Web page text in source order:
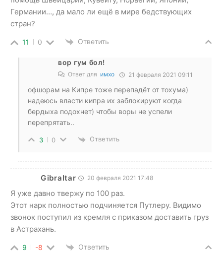
Германии…, да мало ли ещё в мире бедствующих
стран?
11 0 Ответить
вор гум бол!
Ответ для имхо 21 февраля 2021 09:11
офшорам на Кипре тоже перепадёт от тохума)
надеюсь власти кипра их заблокируют когда
бердыха подохнет) чтобы воры не успели
перепрятать..
3 0 Ответить
Gibraltar 20 февраля 2021 17:48
Я уже давно твержу по 100 раз.
Этот нарк полностью подчиняется Путлеру. Видимо
звонок поступил из кремля с приказом доставить груз
в Астрахань.
9 -8 Ответить